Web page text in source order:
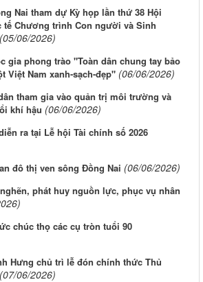
Nai tham dự Kỳ họp lần thứ 38 Hội
Chương trình Con người và Sinh
(05/06/2026)
gia phong trào "Toàn dân chung tay bảo
Việt Nam xanh-sạch-đẹp" (06/06/2026)
tham gia vào quản trị môi trường và
khí hậu (06/06/2026)
ra tại Lễ hội Tài chính số 2026
đô thị ven sông Ðồng Nai (06/06/2026)
phát huy nguồn lực, phục vụ nhân
chúc thọ các cụ tròn tuổi 90
Hưng chủ trì lễ đón chính thức Thủ
(07/06/2026)